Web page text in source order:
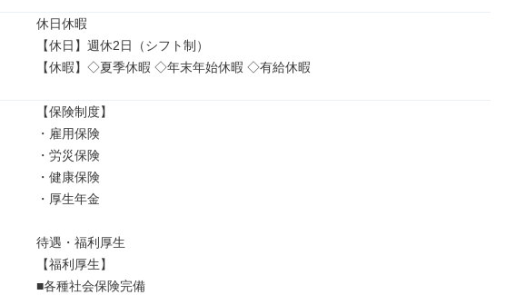
休日休暇
【休日】週休2日（シフト制）
【休暇】◇夏季休暇 ◇年末年始休暇 ◇有給休暇
【保険制度】
・雇用保険
・労災保険
・健康保険
・厚生年金
待遇・福利厚生
【福利厚生】
■各種社会保険完備